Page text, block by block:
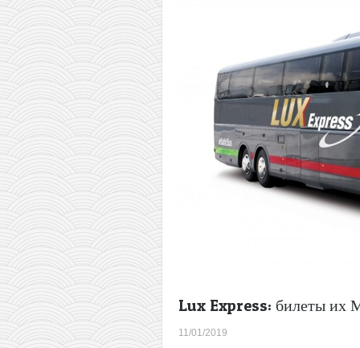
январе)
Lux Express: билеты их
11/01/2019